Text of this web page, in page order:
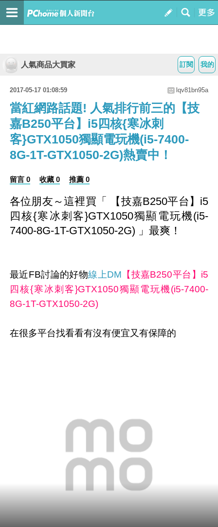
我的
訂閱
人氣商品大買家
2017-05-17 01:08:59 lqv81bn95a
當紅網路話題! 人氣排行前三的【技
嘉B250平台】i5四核{寒冰刺
客}GTX1050獨顯電玩機(i5-7400-
8G-1T-GTX1050-2G)熱賣中！
留言 0 收藏 0 推薦 0
各位朋友～這裡買「 【技嘉B250平台】i5
四核{寒冰刺客}GTX1050獨顯電玩機(i5-
7400-8G-1T-GTX1050-2G) 」最爽！
最近FB討論的好物線上DM 【技嘉B250平台】i5
四核{寒冰刺客}GTX1050獨顯電玩機(i5-7400-
8G-1T-GTX1050-2G)
在很多平台找看看有沒有便宜又有保障的